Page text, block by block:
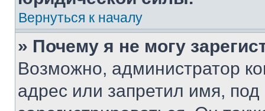
Вернуться к началу
» Почему я не могу
Возможно, администратор
адрес или запретил имя,